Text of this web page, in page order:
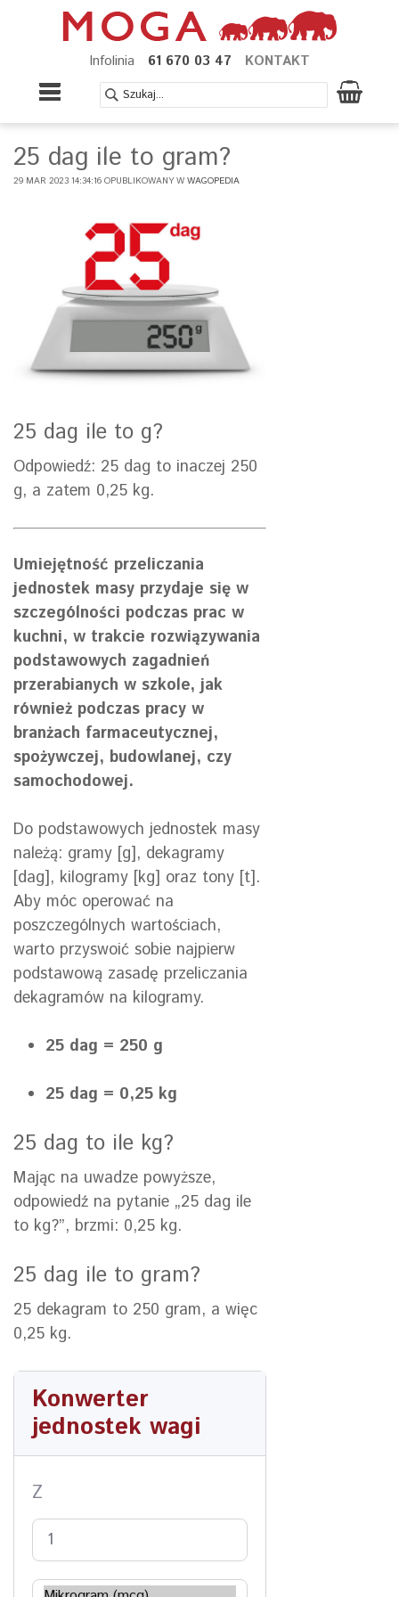
Infolinia 61 670 03 47 KONTAKT
25 dag ile to gram?
29 MAR 2023 14:34:16 OPUBLIKOWANY W WAGOPEDIA
25 dag ile to g?
Odpowiedź: 25 dag to inaczej 250
g, a zatem 0,25 kg.
Umiejętność przeliczania
jednostek masy przydaje się w
szczególności podczas prac w
kuchni, w trakcie rozwiązywania
podstawowych zagadnień
przerabianych w szkole, jak
również podczas pracy w
branżach farmaceutycznej,
spożywczej, budowlanej, czy
samochodowej.
Do podstawowych jednostek masy
należą: gramy [g], dekagramy
[dag], kilogramy [kg] oraz tony [t].
Aby móc operować na
poszczególnych wartościach,
warto przyswoić sobie najpierw
podstawową zasadę przeliczania
dekagramów na kilogramy.
25 dag = 250 g
25 dag = 0,25 kg
25 dag to ile kg?
Mając na uwadze powyższe,
odpowiedź na pytanie „25 dag ile
to kg?”, brzmi: 0,25 kg.
25 dag ile to gram?
25 dekagram to 250 gram, a więc
0,25 kg.
Konwerter
jednostek wagi
Z